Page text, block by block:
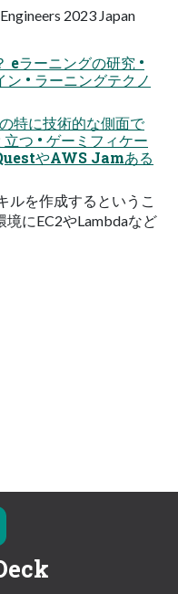
2023 Japan
eラーニングの研究 •
• ラーニングテクノ
特に技術的な側面で
つ • ゲーミフィケー
やAWS Jamある
ルを作成するというこ
境にEC2やLambdaなど